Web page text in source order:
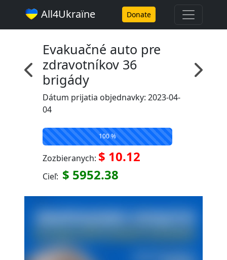
All4Ukraїne Donate
Evakuačné auto pre
zdravotníkov 36
brigády
Dátum prijatia objednavky: 2023-04-
04
100 %
Zozbieranych: $ 10.12
Cieľ: $ 5952.38